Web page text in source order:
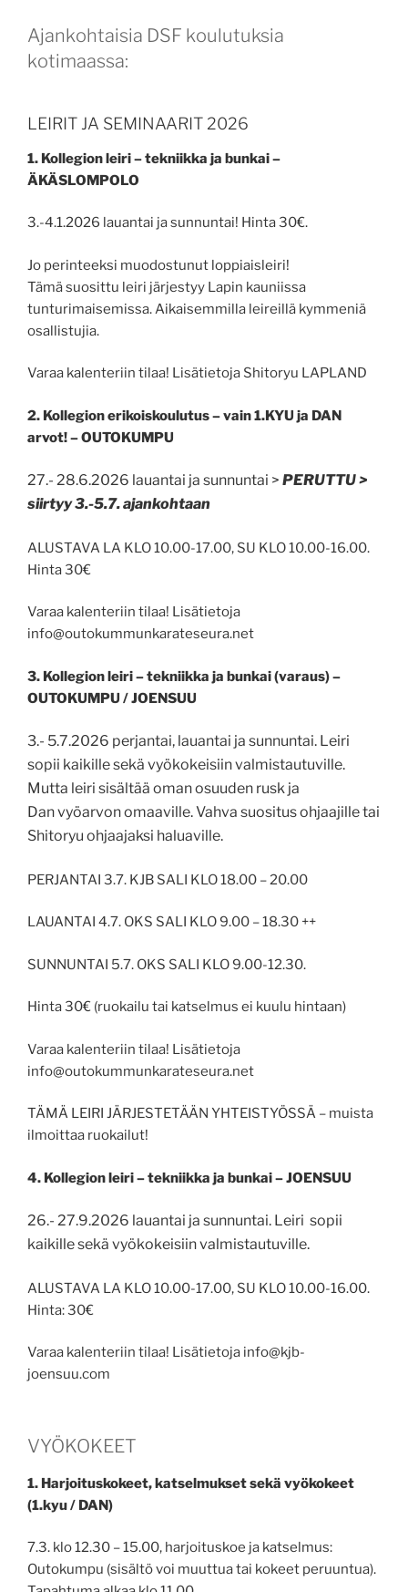
Ajankohtaisia DSF koulutuksia
kotimaassa:
LEIRIT JA SEMINAARIT 2026
1. Kollegion leiri – tekniikka ja bunkai –
ÄKÄSLOMPOLO
3.-4.1.2026 lauantai ja sunnuntai! Hinta 30€.
Jo perinteeksi muodostunut loppiaisleiri!
Tämä suosittu leiri järjestyy Lapin kauniissa
tunturimaisemissa. Aikaisemmilla leireillä kymmeniä
osallistujia.
Varaa kalenteriin tilaa! Lisätietoja Shitoryu LAPLAND
2. Kollegion erikoiskoulutus – vain 1.KYU ja DAN
arvot! – OUTOKUMPU
27.- 28.6.2026 lauantai ja sunnuntai > PERUTTU >
siirtyy 3.-5.7. ajankohtaan
ALUSTAVA LA KLO 10.00-17.00, SU KLO 10.00-16.00.
Hinta 30€
Varaa kalenteriin tilaa! Lisätietoja
info@outokummunkarateseura.net
3. Kollegion leiri – tekniikka ja bunkai (varaus) –
OUTOKUMPU / JOENSUU
3.- 5.7.2026 perjantai, lauantai ja sunnuntai. Leiri
sopii kaikille sekä vyökokeisiin valmistautuville.
Mutta leiri sisältää oman osuuden rusk ja
Danvyöarvon omaaville. Vahva suositus ohjaajille tai
Shitoryu ohjaajaksi haluaville.
PERJANTAI 3.7. KJB SALI KLO 18.00 – 20.00
LAUANTAI 4.7. OKS SALI KLO 9.00 – 18.30 ++
SUNNUNTAI 5.7. OKS SALI KLO 9.00-12.30.
Hinta 30€ (ruokailu tai katselmus ei kuulu hintaan)
Varaa kalenteriin tilaa! Lisätietoja
info@outokummunkarateseura.net
TÄMÄ LEIRI JÄRJESTETÄÄN YHTEISTYÖSSÄ – muista
ilmoittaa ruokailut!
4. Kollegion leiri – tekniikka ja bunkai – JOENSUU
26.- 27.9.2026 lauantai ja sunnuntai. Leiri sopii
kaikille sekä vyökokeisiin valmistautuville.
ALUSTAVA LA KLO 10.00-17.00, SU KLO 10.00-16.00.
Hinta: 30€
Varaa kalenteriin tilaa! Lisätietoja info@kjb-
joensuu.com
VYÖKOKEET
1. Harjoituskokeet, katselmukset sekä vyökokeet
(1.kyu / DAN)
7.3. klo 12.30 – 15.00, harjoituskoe ja katselmus:
Outokumpu (sisältö voi muuttua tai kokeet peruuntua).